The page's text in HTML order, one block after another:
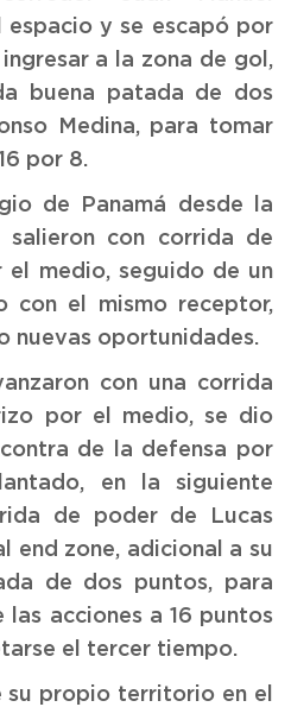
y se escapó por
a la zona de gol,
buena patada de dos
Medina, para tomar
por 8.
de Panamá desde la
con corrida de
el medio, seguido de un
con el mismo receptor,
nuevas oportunidades.
con una corrida
por el medio, se dio
de la defensa por
en la siguiente
de poder de Lucas
end zone, adicional a su
de dos puntos, para
las acciones a 16 puntos
el tercer tiempo.
su propio territorio en el